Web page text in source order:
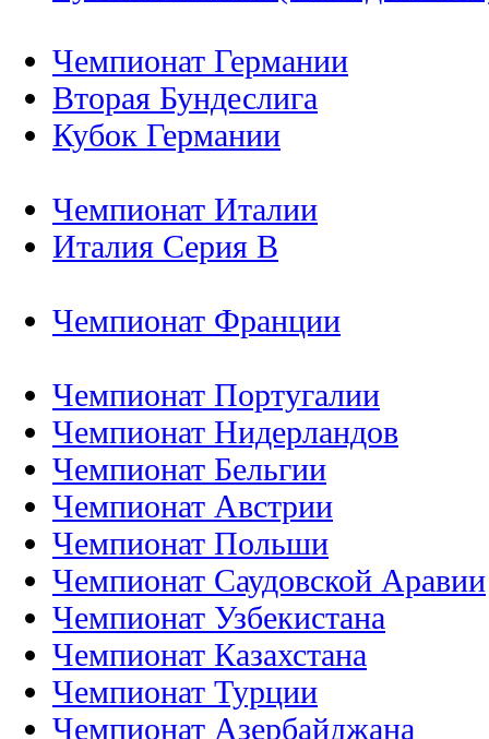
Чемпионат Германии
Вторая Бундеслига
Кубок Германии
Чемпионат Италии
Италия Серия B
Чемпионат Франции
Чемпионат Португалии
Чемпионат Нидерландов
Чемпионат Бельгии
Чемпионат Австрии
Чемпионат Польши
Чемпионат Саудовской Аравии
Чемпионат Узбекистана
Чемпионат Казахстана
Чемпионат Турции
Чемпионат Азербайджана